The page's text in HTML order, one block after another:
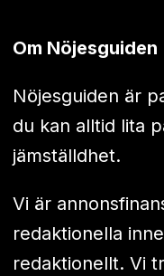
Om Nöjesguiden
Nöjesguiden är
du kan alltid lita
jämställdhet.
Vi är
redaktionella
redaktionellt. Vi